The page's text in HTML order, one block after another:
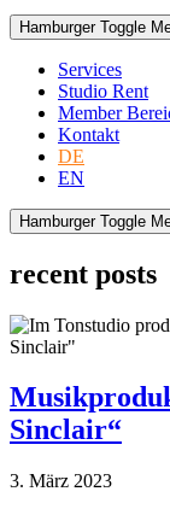
Hamburger Toggle
Services
Studio Rent
Member
Kontakt
DE
EN
Hamburger Toggle
recent posts
Sinclair“
3. März 2023